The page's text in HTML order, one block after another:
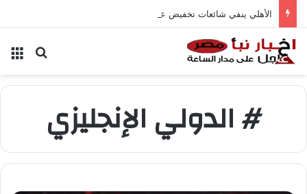
الأهلي ينفي شائعات تخفيض عقود زيزو والشناوي
بحث
# الدولي الإنجليزي